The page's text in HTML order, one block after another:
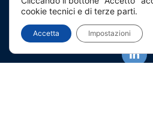
Numero REA
Capitale Sociale
Iscritta al Registro delle
cookie tecnici e di terze parti.
Accetta Impostazioni